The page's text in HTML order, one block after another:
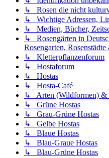
↳ Rosen die nicht
↳ Wichtige Adressen,
↳ Medien, Bücher,
↳ Rosengärten in
Rosengarten,
↳ Kletterpflanzenforum
↳ Hostaforum
↳ Hostas
↳ Hosta-Café
↳ Arten (Wildformen) &
↳ Grüne Hostas
↳ Grau-Grüne Hostas
↳ Gelbe Hostas
↳ Blaue Hostas
↳ Blau-Graue Hostas
↳ Blau-Grüne Hostas